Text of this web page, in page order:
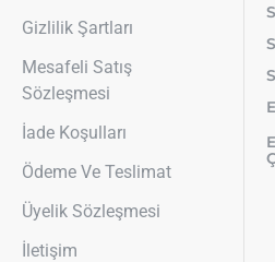
Gizlilik Şartları
Mesafeli Satış
Sözleşmesi
İade Koşulları
Ödeme Ve Teslimat
Üyelik Sözleşmesi
İletişim